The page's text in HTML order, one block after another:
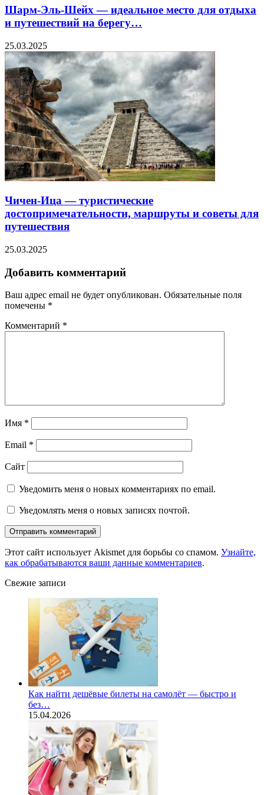
Шарм-Эль-Шейх — идеальное место для отдыха
и путешествий на берегу…
25.03.2025
Чичен-Ица — туристические
достопримечательности, маршруты и советы для
путешествия
25.03.2025
Добавить комментарий
Ваш адрес email не будет опубликован. Обязательные поля
помечены *
Комментарий *
Имя *
Email *
Сайт
Уведомить меня о новых комментариях по email.
Уведомлять меня о новых записях почтой.
Этот сайт использует Akismet для борьбы со спамом. Узнайте,
как обрабатываются ваши данные комментариев.
Свежие записи
Как найти дешёвые билеты на самолёт — быстро и
без…
15.04.2026